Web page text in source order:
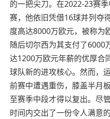
的一把尖刀。在2022-23赛
赛，他依旧凭借16球并列夺
度高达8000万欧元，被称为
随后切尔西为其支付了6000
达1200万欧元年薪的优厚合
球队新的进攻核心。然而，
前赛中遭遇重伤，膝盖半月
至赛季中段才得以复出。尽
时间内交出了一份令人满意